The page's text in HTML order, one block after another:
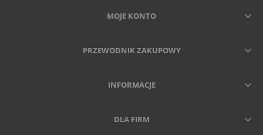
MOJE KONTO
PRZEWODNIK ZAKUPOWY
INFORMACJE
DLA FIRM